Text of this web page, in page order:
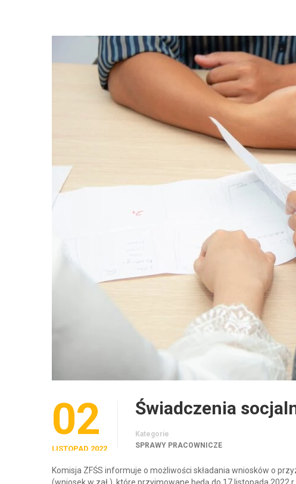
02
LISTOPAD 2022
Świadczenia
Kategorie
SPRAWY PRACOWNICZE
Komisja ZFŚS informuje o możliwości składania wniosków o